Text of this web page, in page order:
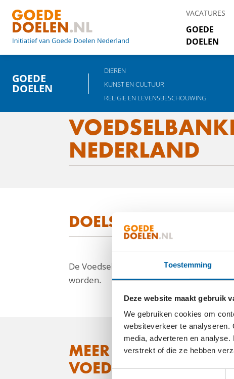
Toestemming
Deze website maakt gebruik
We gebruiken cookies om
websiteverkeer te analyseren.
media, adverteren en
verstrekt of die ze hebben
VACATURES
GOEDE
DOELEN
GOEDE
DOELEN
DIEREN
KUNST EN CULTUUR
RELIGIE EN LEVENSBESCHOUWING
NEDERLAND
DOELSTELLING
De VoedselBanken in Nederland helpen
worden.
MEER WETEN OVER
VOEDSELBANKEN
facebook